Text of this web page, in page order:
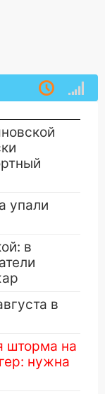
упали
в
в
шторма на
нужна